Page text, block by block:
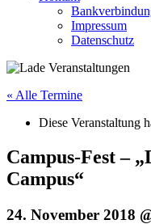
Impressum
Datenschutz
« Alle Termine
Diese Veranstaltung
Campus-Fest –
Campus“
24. November 2018